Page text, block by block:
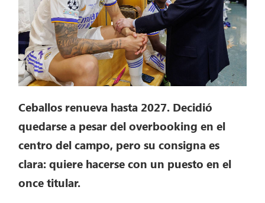
Ceballos renueva hasta 2027. Decidió
quedarse a pesar del overbooking en el
centro del campo, pero su consigna es
clara: quiere hacerse con un puesto en el
once titular.